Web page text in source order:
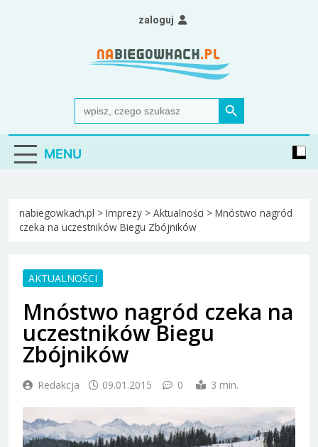
Nabiegowkach.pl
portal miłośników narciarstwa biegowego
Search
for:
Search Button
zaloguj
MENU
nabiegowkach.pl > Imprezy > Aktualności > Mnóstwo nagród
czeka na uczestników Biegu Zbójników
AKTUALNOŚCI
Mnóstwo nagród czeka na
uczestników Biegu
Zbójników
Redakcja 09.01.2015 0 3 min.